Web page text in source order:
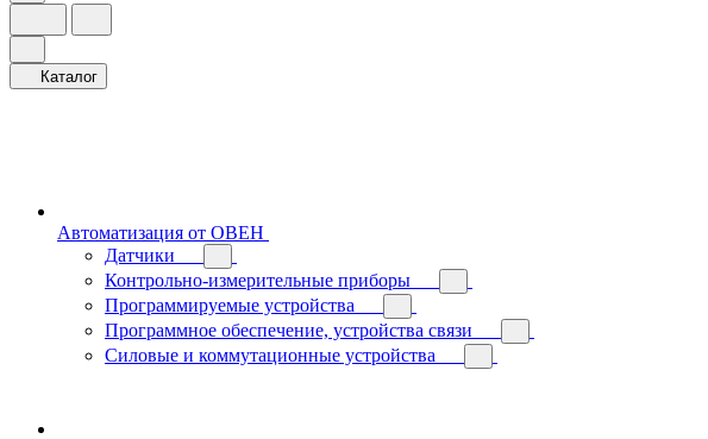
Каталог
Автоматизация от ОВЕН
Датчики
Контрольно-измерительные приборы
Программируемые устройства
Программное обеспечение, устройства связи
Силовые и коммутационные устройства